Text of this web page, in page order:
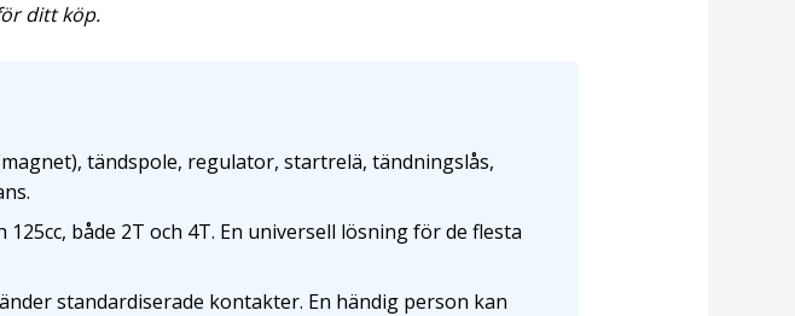
ditt köp.
tändspole, regulator, startrelä, tändningslås,
125cc, både 2T och 4T. En universell lösning för de flesta
standardiserade kontakter. En händig person kan